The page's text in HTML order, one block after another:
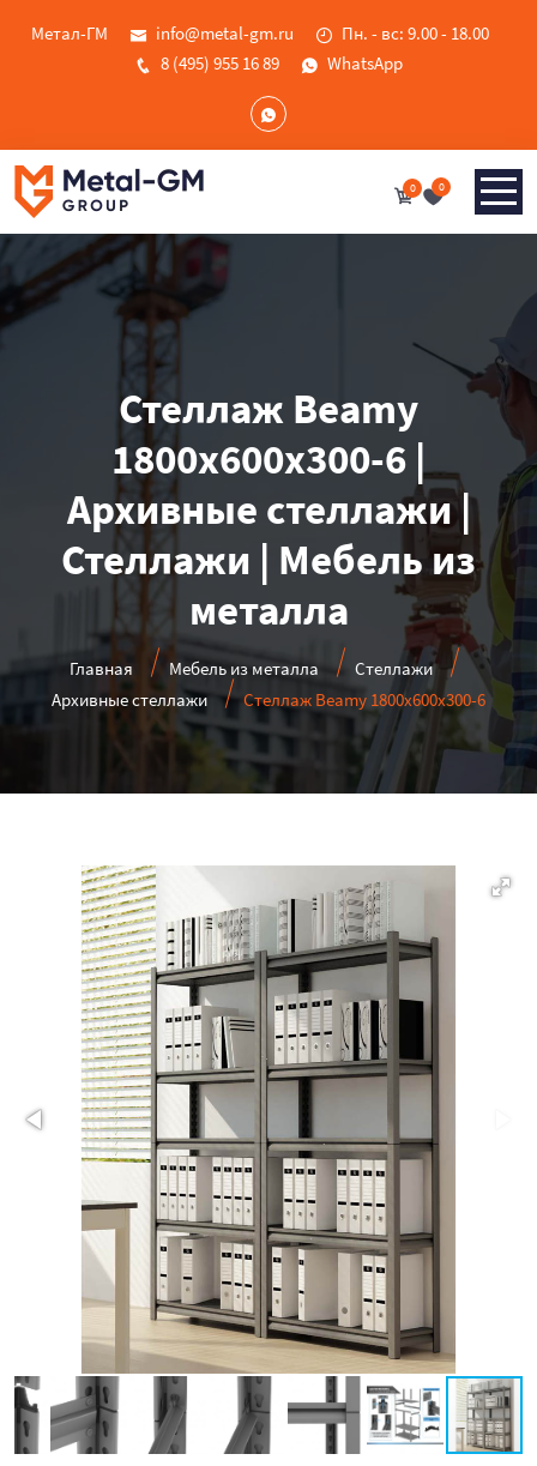
Метал-ГМ info@metal-gm.ru
Пн. - вс: 9.00 - 18.00
8 (495) 955 16 89
WhatsApp
0 0
Стеллаж Beamy
1800x600x300-6 |
Архивные стеллажи |
Стеллажи | Мебель из
металла
Главная Мебель из металла
Стеллажи
Архивные стеллажи
Стеллаж Beamy 1800x600x300-6